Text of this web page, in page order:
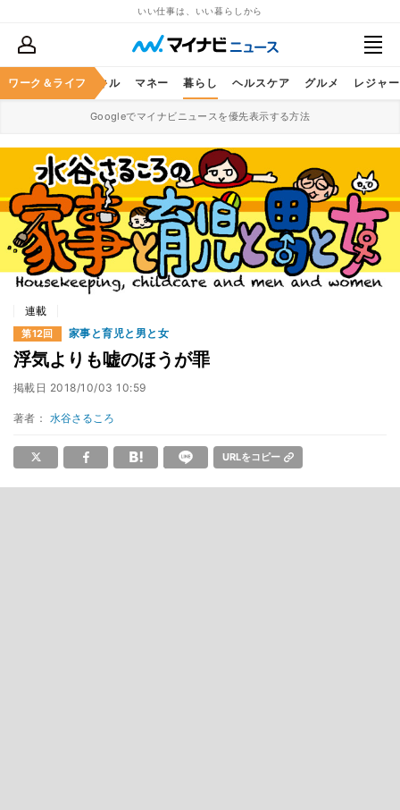
いい仕事は、いい暮らしから
ワーク＆ライフ
ア ビジネススキル マネー 暮らし ヘルスケア グルメ レジャー
Googleでマイナビニュースを優先表示する方法
連載
第12回 家事と育児と男と女
浮気よりも嘘のほうが罪
掲載日 2018/10/03 10:59
著者： 水谷さるころ
URLをコピー